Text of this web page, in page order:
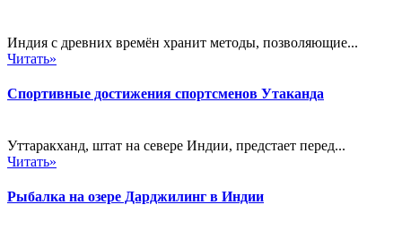
Индия с древних времён хранит методы, позволяющие...
Читать»
Спортивные достижения спортсменов Утаканда
Уттаракханд, штат на севере Индии, предстает перед...
Читать»
Рыбалка на озере Дарджилинг в Индии